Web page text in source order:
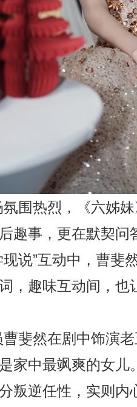
围热烈，《六姊
趣事，更在默契
现说”互动中，曹斐
，趣味互动间，
斐然在剧中饰演
家中最飒爽的女
叛逆任性，实则